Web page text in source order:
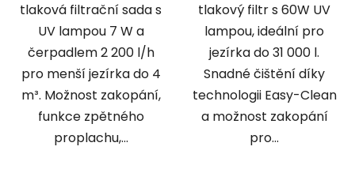
tlaková filtrační sada s
UV lampou 7 W a
čerpadlem 2 200 l/h
pro menší jezírka do 4
m³. Možnost zakopání,
funkce zpětného
proplachu,...
tlakový filtr s 60W UV
lampou, ideální pro
jezírka do 31 000 l.
Snadné čištění díky
technologii Easy-Clean
a možnost zakopání
pro...